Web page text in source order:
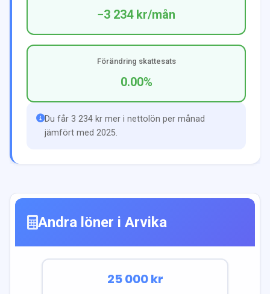
−3 234 kr/mån
Förändring skattesats
0.00%
Du får 3 234 kr mer i nettolön per månad
jämfört med 2025.
Andra löner i Arvika
25 000kr